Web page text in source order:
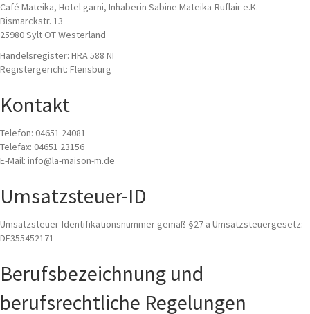
Café Mateika, Hotel garni, Inhaberin Sabine Mateika-Ruflair e.K.
Bismarckstr. 13
25980 Sylt OT Westerland
Handelsregister: HRA 588 NI
Registergericht: Flensburg
Kontakt
Telefon: 04651 24081
Telefax: 04651 23156
E-Mail: info@la-maison-m.de
Umsatzsteuer-ID
Umsatzsteuer-Identifikationsnummer gemäß §27 a Umsatzsteuergesetz:
DE355452171
Berufsbezeichnung und
berufsrechtliche Regelungen